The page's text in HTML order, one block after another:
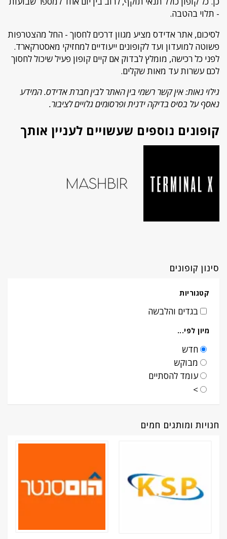
- תלוי בהטבה.
לסיכום, אתר אדידס מציע מגוון דרכים לחסוך - החל מהצטרפות
פשוטה למועדון ועד לקופונים ייעודיים למחזיקי מאסטרקארד.
לפני כל רכישה, מומלץ לבדוק אם קיים קופון פעיל שיכול לחסוך
לכם עשרות עד מאות שקלים.
גילוי נאות: אין קשר רשמי בין האתר לבין חברת אדידס. המידע
נאסף על בסיס בדיקה ידנית ופרסומים גלויים לציבור.
קופונים נוספים שעשויים לעניין אותך
סינון קופונים
קטגוריות
בגדים והלבשה
מיון לפי...
חדש
מבוקש
עומד להסתיים
>
חנויות ומותגים חמים